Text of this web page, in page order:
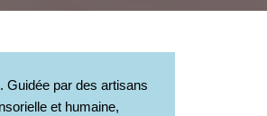
Guidée par des artisans
et humaine,